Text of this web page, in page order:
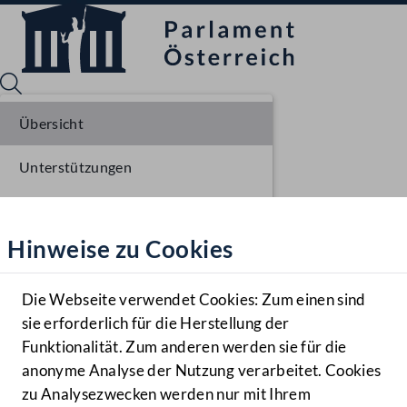
Hilfe
Benutzer
Navigationsmenü öffnen
MENÜ
Hinweise zu Cookies
Die Webseite verwendet Cookies: Zum einen sind
sie erforderlich für die Herstellung der
Funktionalität. Zum anderen werden sie für die
anonyme Analyse der Nutzung verarbeitet. Cookies
zu Analysezwecken werden nur mit Ihrem
Übersicht
Unterstützungen
Parlamentarisches Verfahren
Einlangen NR
Ausschussberatungen NR
Plenarberatungen NR